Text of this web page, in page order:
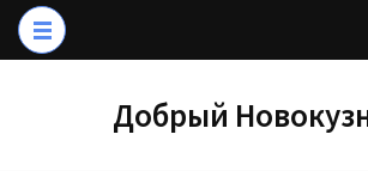
Перейти
Добрый